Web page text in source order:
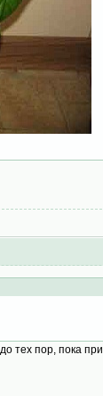
тех пор, пока